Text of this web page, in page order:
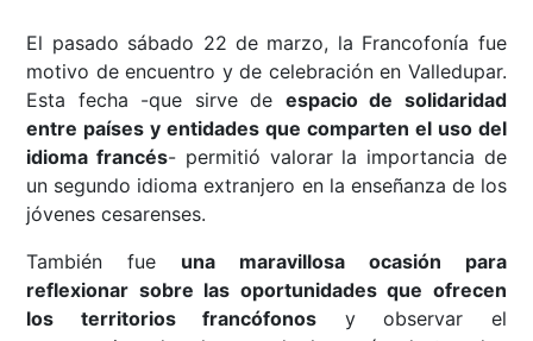
El pasado sábado 22 de marzo, la Francofonía fue
motivo de encuentro y de celebración en Valledupar.
Esta fecha -que sirve de espacio de solidaridad
entre países y entidades que comparten el uso del
idioma francés- permitió valorar la importancia de
un segundo idioma extranjero en la enseñanza de los
jóvenes cesarenses.
También fue una maravillosa ocasión para
reflexionar sobre las oportunidades que ofrecen
los territorios francófonos y observar el